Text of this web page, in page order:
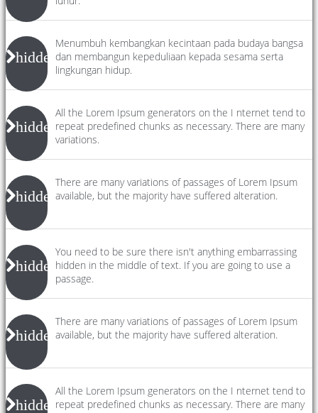
hidden
Menumbuh kembangkan kecintaan pada budaya bangsa
dan membangun kepeduliaan kepada sesama serta
lingkungan hidup.
hidden
All the Lorem Ipsum generators on the I nternet tend to
repeat predefined chunks as necessary. There are many
variations.
hidden
There are many variations of passages of Lorem Ipsum
available, but the majority have suffered alteration.
hidden
You need to be sure there isn't anything embarrassing
hidden in the middle of text. If you are going to use a
passage.
hidden
There are many variations of passages of Lorem Ipsum
available, but the majority have suffered alteration.
hidden
All the Lorem Ipsum generators on the I nternet tend to
repeat predefined chunks as necessary. There are many